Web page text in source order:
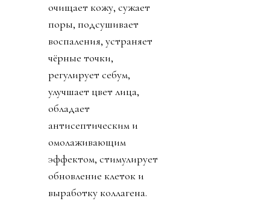
очищает кожу, сужает
поры, подсушивает
воспаления, устраняет
чёрные точки,
регулирует себум,
улучшает цвет лица,
обладает
антисептическим и
омолаживающим
эффектом, стимулирует
обновление клеток и
выработку коллагена.